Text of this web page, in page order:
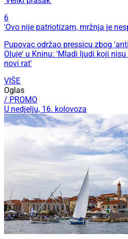
6
'Ovo nije patriotizam, mržnja je
Pupovac održao pressicu zbog
Oluje' u Kninu: 'Mladi ljudi koji
novi rat'
VIŠE
Oglas
/ PROMO
U nedjelju, 16. kolovoza